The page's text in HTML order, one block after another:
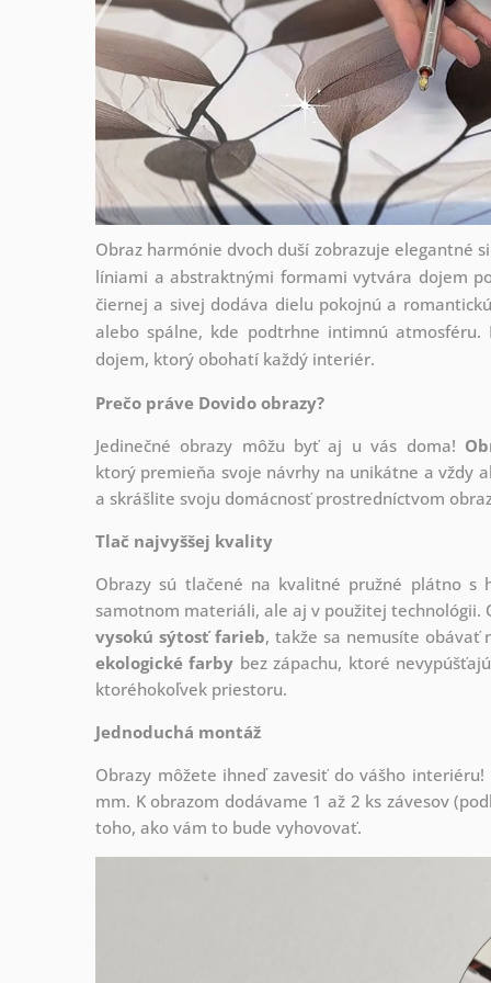
Obraz harmónie dvoch duší zobrazuje elegantné
líniami a abstraktnými formami vytvára dojem
čiernej a sivej dodáva dielu pokojnú a
alebo spálne, kde podtrhne intimnú
dojem, ktorý obohatí každý interiér.
Prečo práve Dovido obrazy?
Jedinečné obrazy môžu byť aj u vás doma!
ktorý premieňa svoje návrhy na unikátne a vždy
a skrášlite svoju domácnosť prostredníctvom
Tlač najvyššej kvality
Obrazy sú tlačené na kvalitné pružné plátno s
samotnom materiáli, ale aj v použitej technológii.
vysokú sýtosť farieb, takže sa nemusíte obávať
ekologické farby bez zápachu, ktoré
ktoréhokoľvek priestoru.
Jednoduchá montáž
Obrazy môžete ihneď zavesiť do vášho
mm. K obrazom dodávame 1 až 2 ks závesov
toho, ako vám to bude vyhovovať.